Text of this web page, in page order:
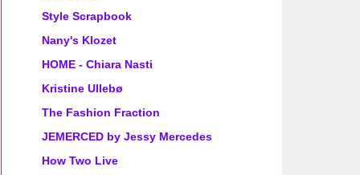
Style Scrapbook
Nany's Klozet
HOME - Chiara Nasti
Kristine Ullebø
The Fashion Fraction
JEMERCED by Jessy Mercedes
How Two Live